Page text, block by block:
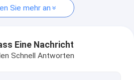
Sie mehr an
Eine Nachricht
Schnell Antworten